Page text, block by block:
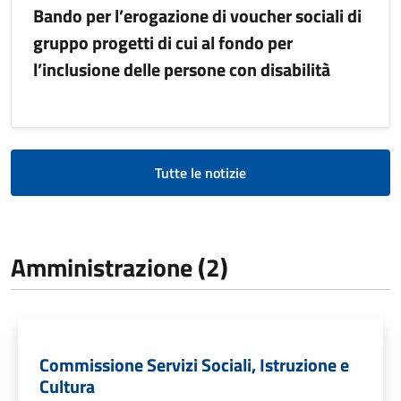
Bando per l’erogazione di voucher sociali di
gruppo progetti di cui al fondo per
l’inclusione delle persone con disabilità
Tutte le notizie
Amministrazione (2)
Commissione Servizi Sociali, Istruzione e
Cultura